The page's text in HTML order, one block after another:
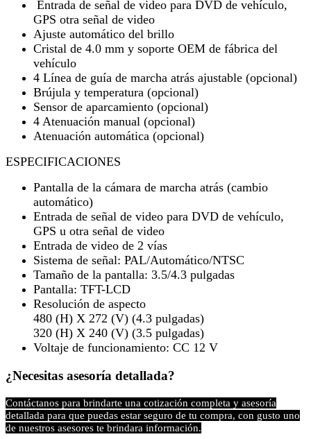
Entrada de señal de video para DVD de vehículo,
GPS otra señal de video
Ajuste automático del brillo
Cristal de 4.0 mm y soporte OEM de fábrica del
vehículo
4 Línea de guía de marcha atrás ajustable (opcional)
Brújula y temperatura (opcional)
Sensor de aparcamiento (opcional)
4 Atenuación manual (opcional)
Atenuación automática (opcional)
ESPECIFICACIONES
Pantalla de la cámara de marcha atrás (cambio
automático)
Entrada de señal de video para DVD de vehículo,
GPS u otra señal de video
Entrada de video de 2 vías
Sistema de señal: PAL/Automático/NTSC
Tamaño de la pantalla: 3.5/4.3 pulgadas
Pantalla: TFT-LCD
Resolución de aspecto
480 (H) X 272 (V) (4.3 pulgadas)
320 (H) X 240 (V) (3.5 pulgadas)
Voltaje de funcionamiento: CC 12 V​
¿Necesitas asesoría detallada?
Contáctanos para brindarte una cotización completa y asesoría
detallada para que puedas estar seguro de tu compra, con gusto uno
de nuestros asesores te brindara información.